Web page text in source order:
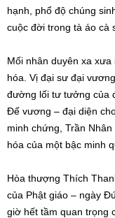
hạnh, phổ độ chúng
cuộc đời trong tà áo cà
Mối nhân duyên xa
hóa. Vị đại sư đại
đường lối tư tưởng của
Đế vương – đại diện
minh chứng, Trần
hóa của một bậc minh
Hòa thượng Thích
của Phật giáo – ngày
giờ hết tầm quan trọng